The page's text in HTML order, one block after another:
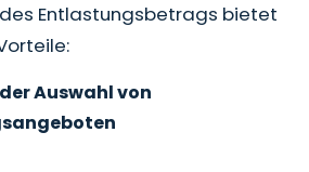
Entlastungsbetrags bietet
Auswahl von